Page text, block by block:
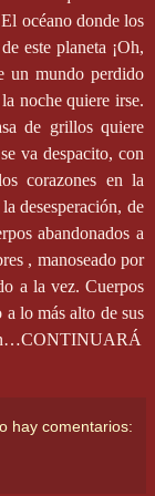
océano donde los
este planeta ¡Oh,
un mundo perdido
noche quiere irse.
de grillos quiere
va despacito, con
corazones en la
desesperación, de
abandonados a
, manoseado por
a la vez. Cuerpos
a lo más alto de sus
hay comentarios: